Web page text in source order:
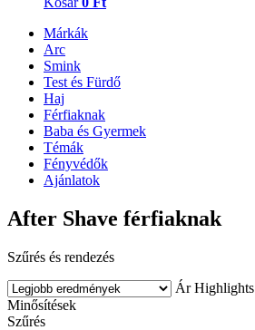
Márkák
Arc
Smink
Test és Fürdő
Haj
Férfiaknak
Baba és Gyermek
Témák
Fényvédők
Ajánlatok
After Shave férfiaknak
Szűrés és rendezés
Ár Highlights
Minősítések
Szűrés